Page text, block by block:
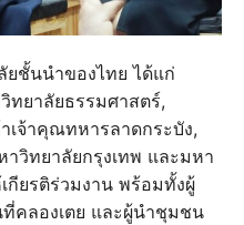
ชั้นนำของไทย ได้แก่
ทยาลัยธรรมศาสตร์,
เจ้าคุณทหารลาดกระบัง,
วิทยาลัยกรุงเทพ และมหา
ยรติร่วมงาน พร้อมทั้งผู้
คลองเตย และผู้นำชุมชน